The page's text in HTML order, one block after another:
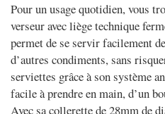
Pour un usage quotidien, vous
verseur avec liège technique
permet de se servir facilement
d’autres condiments, sans
serviettes grâce à son système
facile à prendre en main, d’un
Avec sa collerette de 28mm de